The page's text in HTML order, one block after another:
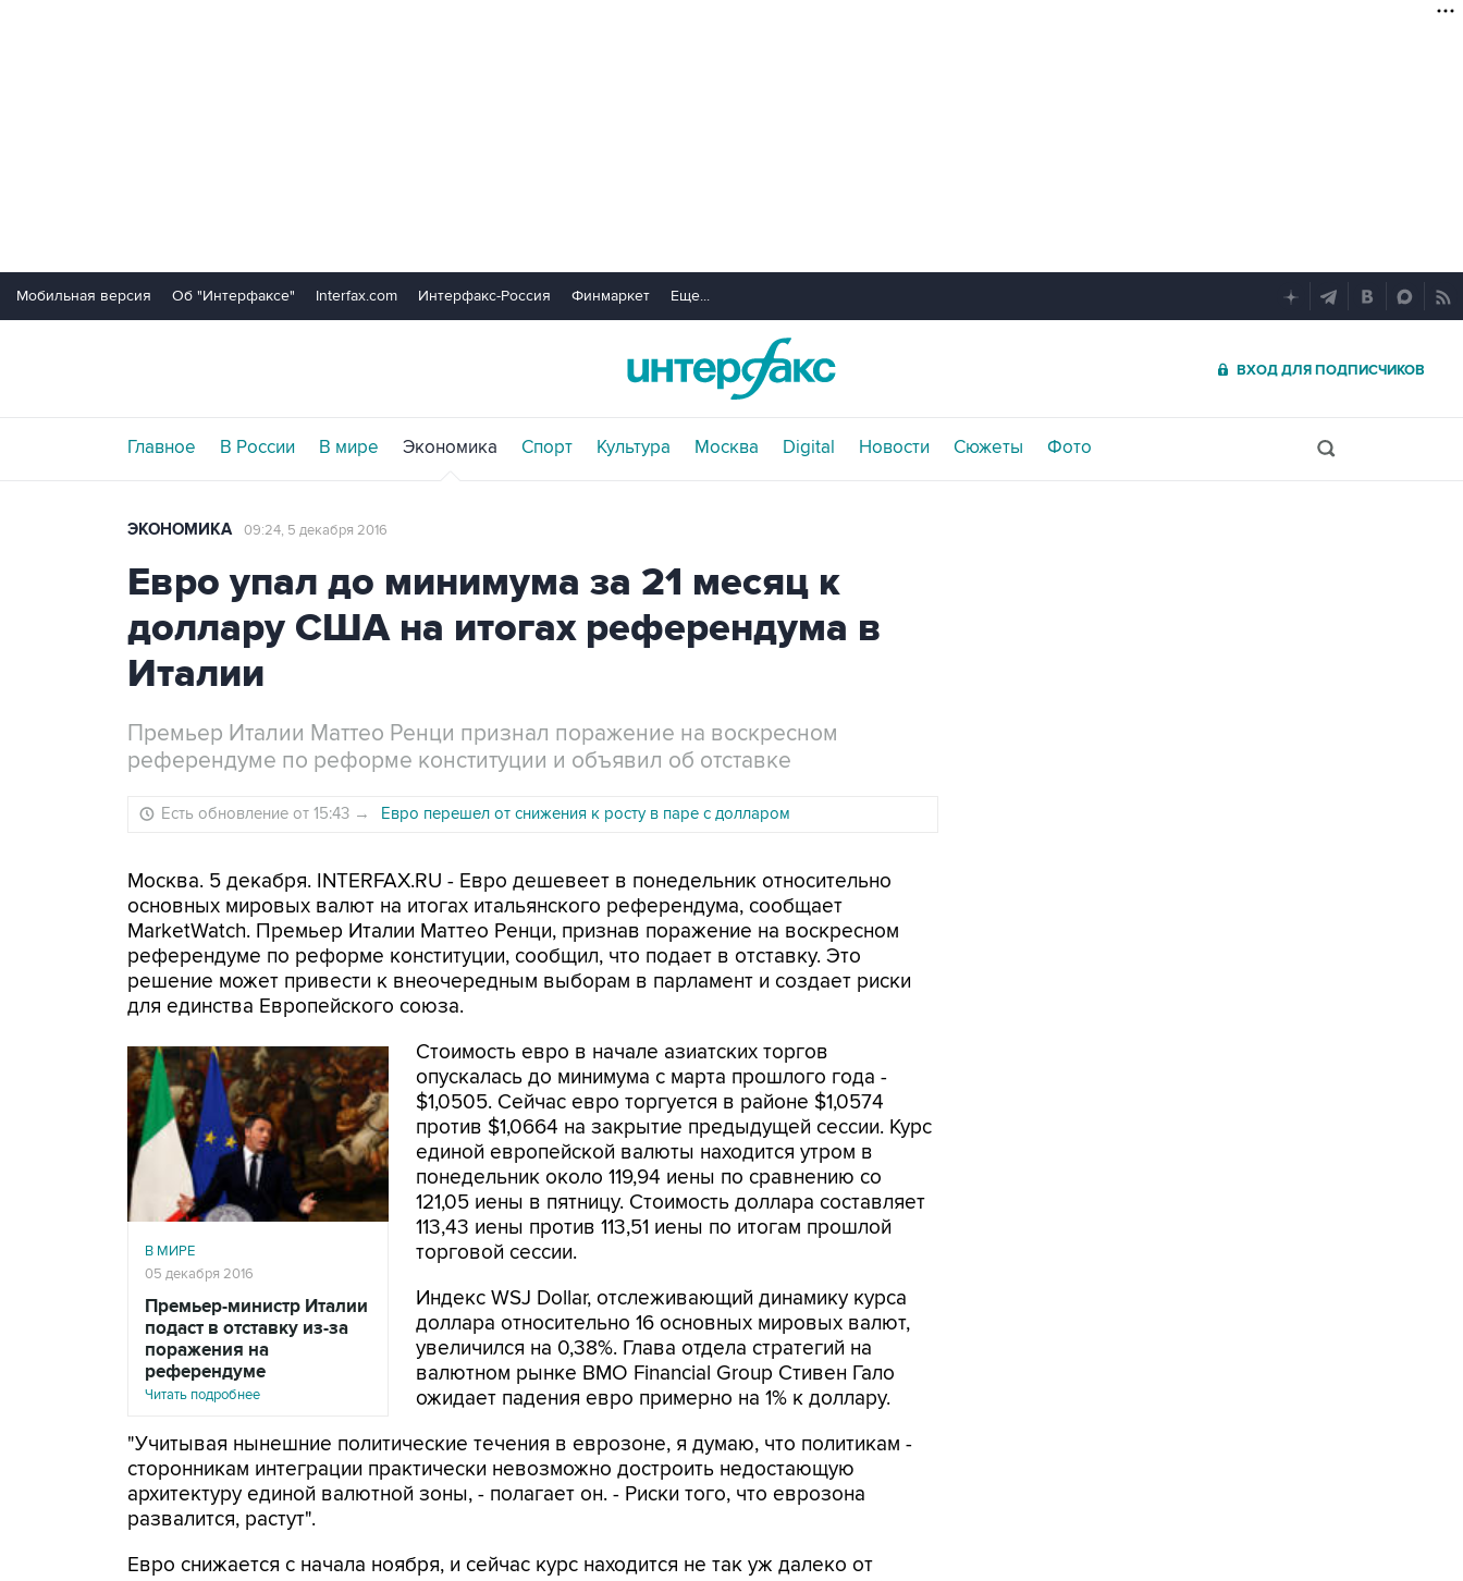
Мобильная версия Об "Интерфаксе" Interfax.com Интерфакс-Россия Финмаркет Еще...
ВХОД ДЛЯ ПОДПИСЧИКОВ
Главное В России В мире Экономика Спорт Культура Москва Digital Новости Сюжеты Фото
ЭКОНОМИКА 09:24, 5 декабря 2016
Евро упал до минимума за 21 месяц к
доллару США на итогах референдума в
Италии
Премьер Италии Маттео Ренци признал поражение на воскресном
референдуме по реформе конституции и объявил об отставке
Есть обновление от 15:43 → Евро перешел от снижения к росту в паре с долларом
Москва. 5 декабря. INTERFAX.RU - Евро дешевеет в понедельник относительно
основных мировых валют на итогах итальянского референдума, сообщает
MarketWatch. Премьер Италии Маттео Ренци, признав поражение на воскресном
референдуме по реформе конституции, сообщил, что подает в отставку. Это
решение может привести к внеочередным выборам в парламент и создает риски
для единства Европейского союза.
В МИРЕ
05 декабря 2016
Премьер-министр Италии
подаст в отставку из-за
поражения на
референдуме
Читать подробнее
Стоимость евро в начале азиатских торгов
опускалась до минимума с марта прошлого года -
$1,0505. Сейчас евро торгуется в районе $1,0574
против $1,0664 на закрытие предыдущей сессии. Курс
единой европейской валюты находится утром в
понедельник около 119,94 иены по сравнению со
121,05 иены в пятницу. Стоимость доллара составляет
113,43 иены против 113,51 иены по итогам прошлой
торговой сессии.
Индекс WSJ Dollar, отслеживающий динамику курса
доллара относительно 16 основных мировых валют,
увеличился на 0,38%. Глава отдела стратегий на
валютном рынке BMO Financial Group Стивен Гало
ожидает падения евро примерно на 1% к доллару.
"Учитывая нынешние политические течения в еврозоне, я думаю, что политикам -
сторонникам интеграции практически невозможно достроить недостающую
архитектуру единой валютной зоны, - полагает он. - Риски того, что еврозона
развалится, растут".
Евро снижается с начала ноября, и сейчас курс находится не так уж далеко от